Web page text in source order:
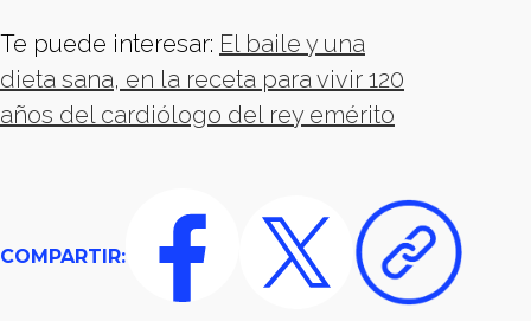
Te puede interesar: El baile y una
dieta sana, en la receta para vivir 120
años del cardiólogo del rey emérito
COMPARTIR: